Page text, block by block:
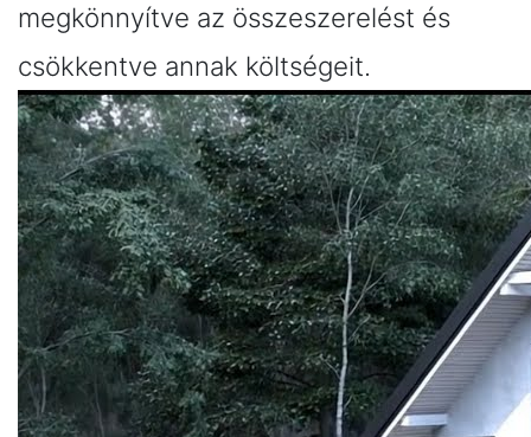
megkönnyítve az összeszerelést és
csökkentve annak költségeit.